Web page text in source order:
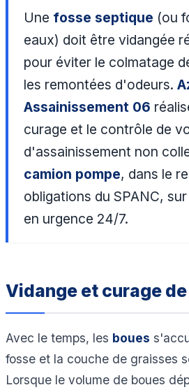
Une fosse septique (ou
eaux) doit être vidangée
pour éviter le colmatage
les remontées d'odeurs.
Assainissement 06
curage et le contrôle de
d'assainissement non
camion pompe, dans le
obligations du SPANC,
en urgence 24/7.
Vidange et curage
Avec le temps, les boues
fosse et la couche de graisses
Lorsque le volume de boues